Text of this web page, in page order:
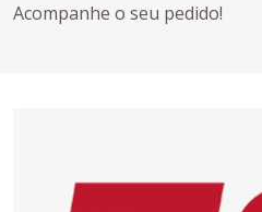
Acompanhe o seu pedido!